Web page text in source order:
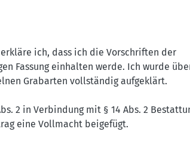
ich, dass ich die Vorschriften der
Fassung einhalten werde. Ich wurde
Grabarten vollständig aufgeklärt.
2 in Verbindung mit § 14 Abs. 2
eine Vollmacht beigefügt.